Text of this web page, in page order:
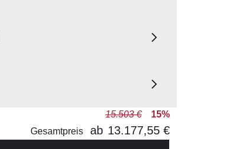
15.503 €
15%
Gesamtpreis
ab 13.177,55 €